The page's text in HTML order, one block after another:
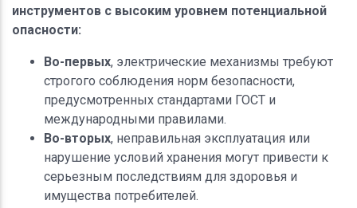
инструментов с высоким уровнем потенциальной
опасности:
Во-первых, электрические механизмы требуют
строгого соблюдения норм безопасности,
предусмотренных стандартами ГОСТ и
международными правилами.
Во-вторых, неправильная эксплуатация или
нарушение условий хранения могут привести к
серьезным последствиям для здоровья и
имущества потребителей.